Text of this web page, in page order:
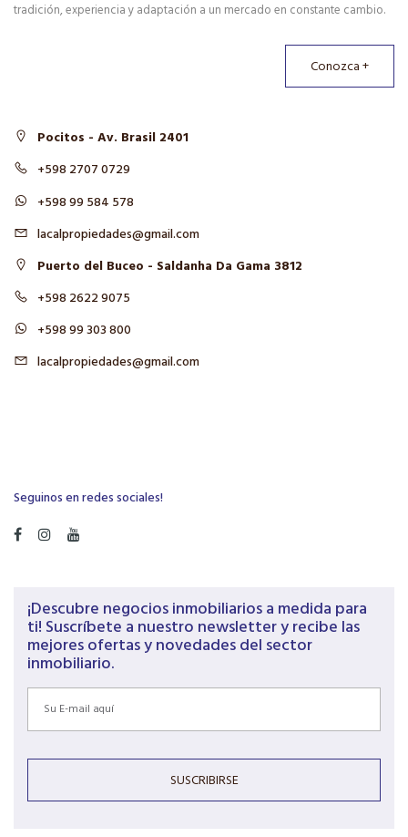
tradición, experiencia y adaptación a un mercado en constante cambio.
Conozca +
Pocitos - Av. Brasil 2401
+598 2707 0729
+598 99 584 578
lacalpropiedades@gmail.com
Puerto del Buceo - Saldanha Da Gama 3812
+598 2622 9075
+598 99 303 800
lacalpropiedades@gmail.com
Seguinos en redes sociales!
¡Descubre negocios inmobiliarios a medida para
ti! Suscríbete a nuestro newsletter y recibe las
mejores ofertas y novedades del sector
inmobiliario.
SUSCRIBIRSE